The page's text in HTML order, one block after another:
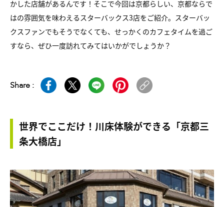
かした店舗があるんです！そこで今回は京都らしい、京都ならで
はの雰囲気を味わえるスターバックス3店をご紹介。スターバッ
クスファンでもそうでなくても、せっかくのカフェタイムを過ご
すなら、ぜひ一度訪れてみてはいかがでしょうか？
Share :
世界でここだけ！川床体験ができる「京都三
条大橋店」